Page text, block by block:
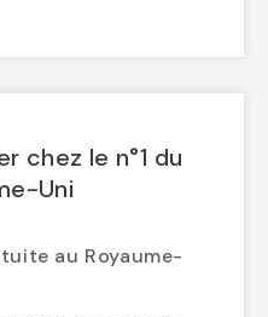
chez le n°1 du
Uni
au Royaume-